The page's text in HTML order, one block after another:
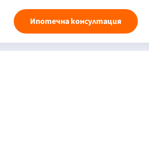
Ипотечна консултация